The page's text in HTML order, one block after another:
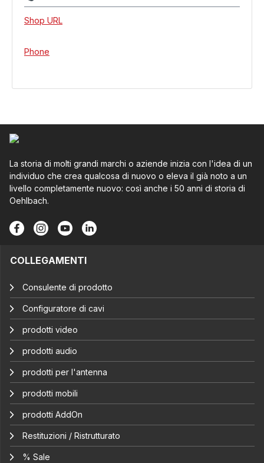
Shop URL
Phone
La storia di molti grandi marchi o aziende inizia con l'idea di un
individuo che crea qualcosa di nuovo o eleva il già noto a un
livello completamente nuovo: così anche i 50 anni di storia di
Oehlbach.
COLLEGAMENTI
Consulente di prodotto
Configuratore di cavi
prodotti video
prodotti audio
prodotti per l'antenna
prodotti mobili
prodotti AddOn
Restituzioni / Ristrutturato
% Sale